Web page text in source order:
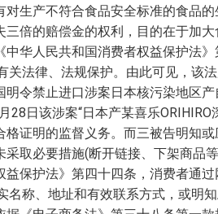
生产不符合食品安全标准的食品
倍的赔偿金的权利，目的在于加
华人民共和国消费者权益保护法
法律、法规保护。由此可见，该
令禁止进口涉案日本核污染地区
日该涉案“日本产某喜乐
证明的监督义务。而三被告明知
取必要措施(断开链接、下架商品
保护法》第四十四条，消费者通
名称、地址和有效联系方式，或明